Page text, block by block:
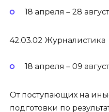
18 апреля – 28
42.03.02 Журналистика
18 апреля – 09
От поступающих на
подготовки по